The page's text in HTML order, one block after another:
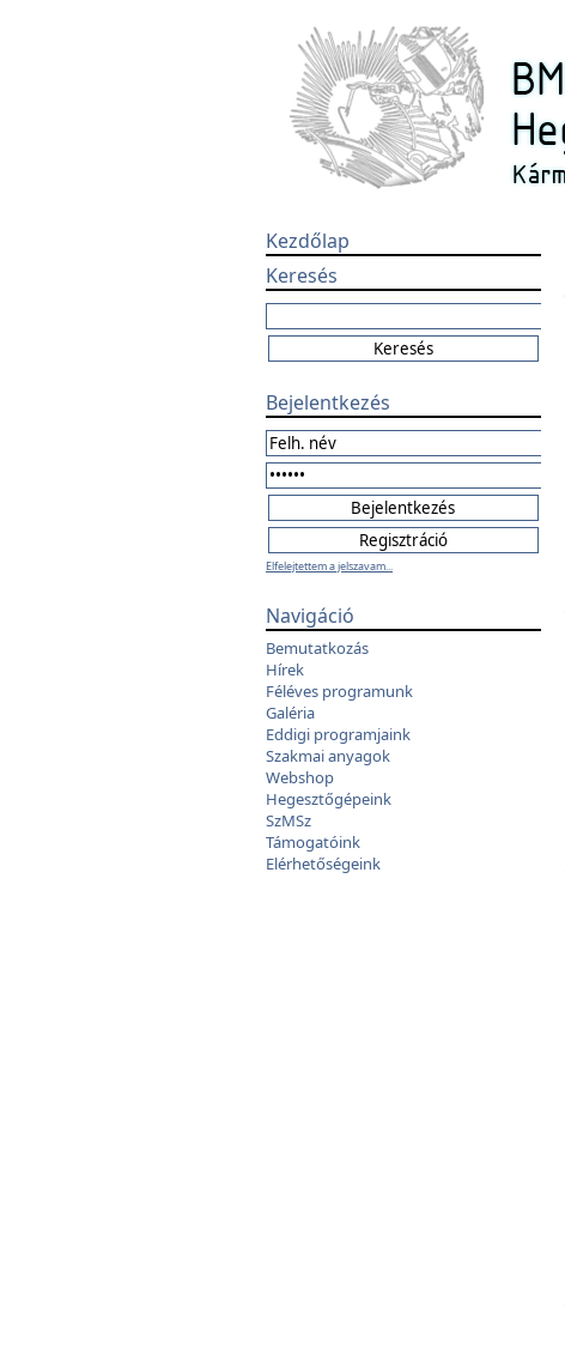
Kezdőlap
Keresés
Bejelentkezés
Elfelejtettem a jelszavam...
Navigáció
Bemutatkozás
Hírek
Féléves programunk
Galéria
Eddigi programjaink
Szakmai anyagok
Webshop
Hegesztőgépeink
SzMSz
Támogatóink
Elérhetőségeink